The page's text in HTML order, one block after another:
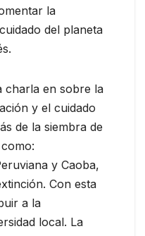
la
del planeta
charla en sobre la
y el cuidado
de la siembra de
y Caoba,
Con esta
a la
local. La